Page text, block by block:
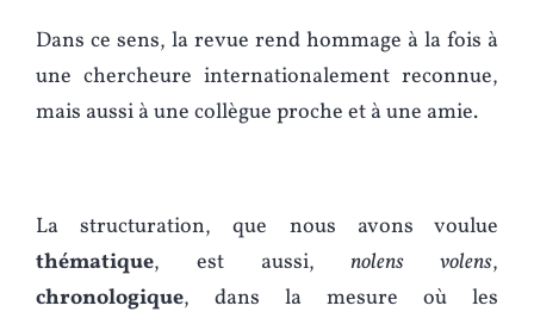
Dans ce sens, la revue rend hommage à la fois à
une chercheure internationalement reconnue,
mais aussi à une collègue proche et à une amie.
La structuration, que nous avons voulue
thématique, est aussi,nolens volens,
chronologique, dans la mesure où les